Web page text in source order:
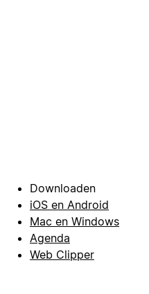
Downloaden
iOS en Android
Mac en Windows
Agenda
Web Clipper